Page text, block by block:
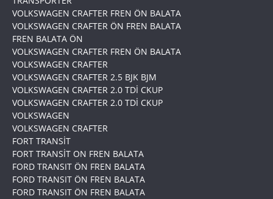
VOLKSWAGEN CRAFTER FREN ÖN BALATA
VOLKSWAGEN CRAFTER ÖN FREN BALATA
FREN BALATA ÖN
VOLKSWAGEN CRAFTER FREN ÖN BALATA
VOLKSWAGEN CRAFTER
VOLKSWAGEN CRAFTER 2.5 BJK BJM
VOLKSWAGEN CRAFTER 2.0 TDİ CKUP
VOLKSWAGEN CRAFTER 2.0 TDİ CKUP
VOLKSWAGEN
VOLKSWAGEN CRAFTER
FORT TRANSİT
FORT TRANSİT ON FREN BALATA
FORD TRANSIT ÖN FREN BALATA
FORD TRANSIT ÖN FREN BALATA
FORD TRANSIT ÖN FREN BALATA